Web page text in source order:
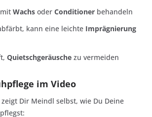
Wachs oder Conditioner behandeln
kann eine leichte Imprägnierung
Quietschgeräusche zu vermeiden
im Video
Dir Meindl selbst, wie Du Deine